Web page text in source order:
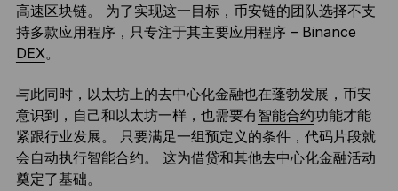
高速区块链。 为了实现这一目标，币安链的团队选择不支
持多款应用程序，只专注于其主要应用程序 – Binance
DEX。
与此同时， 以太坊上的去中心化金融也在蓬勃发展，币安
意识到，自己和以太坊一样，也需要有智能合约功能才能
紧跟行业发展。 只要满足一组预定义的条件，代码片段就
会自动执行智能合约。 这为借贷和其他去中心化金融活动
奠定了基础。